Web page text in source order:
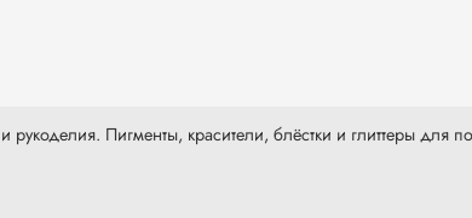
Пигменты, красители, блёстки и глиттеры для